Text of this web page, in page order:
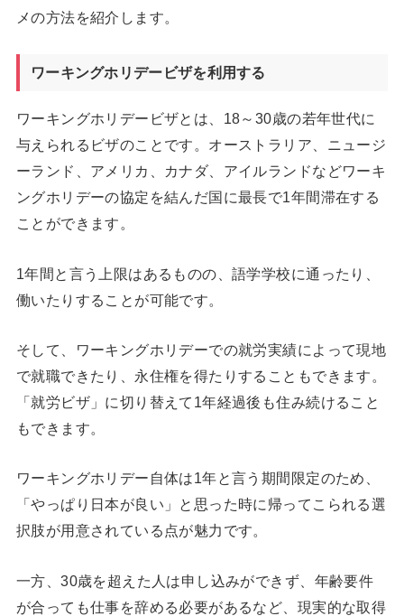
メの方法を紹介します。
ワーキングホリデービザを利用する
ワーキングホリデービザとは、18～30歳の若年世代に
与えられるビザのことです。オーストラリア、ニュージ
ーランド、アメリカ、カナダ、アイルランドなどワーキ
ングホリデーの協定を結んだ国に最長で1年間滞在する
ことができます。
1年間と言う上限はあるものの、語学学校に通ったり、
働いたりすることが可能です。
そして、ワーキングホリデーでの就労実績によって現地
で就職できたり、永住権を得たりすることもできます。
「就労ビザ」に切り替えて1年経過後も住み続けること
もできます。
ワーキングホリデー自体は1年と言う期間限定のため、
「やっぱり日本が良い」と思った時に帰ってこられる選
択肢が用意されている点が魅力です。
一方、30歳を超えた人は申し込みができず、年齢要件
が合っても仕事を辞める必要があるなど、現実的な取得